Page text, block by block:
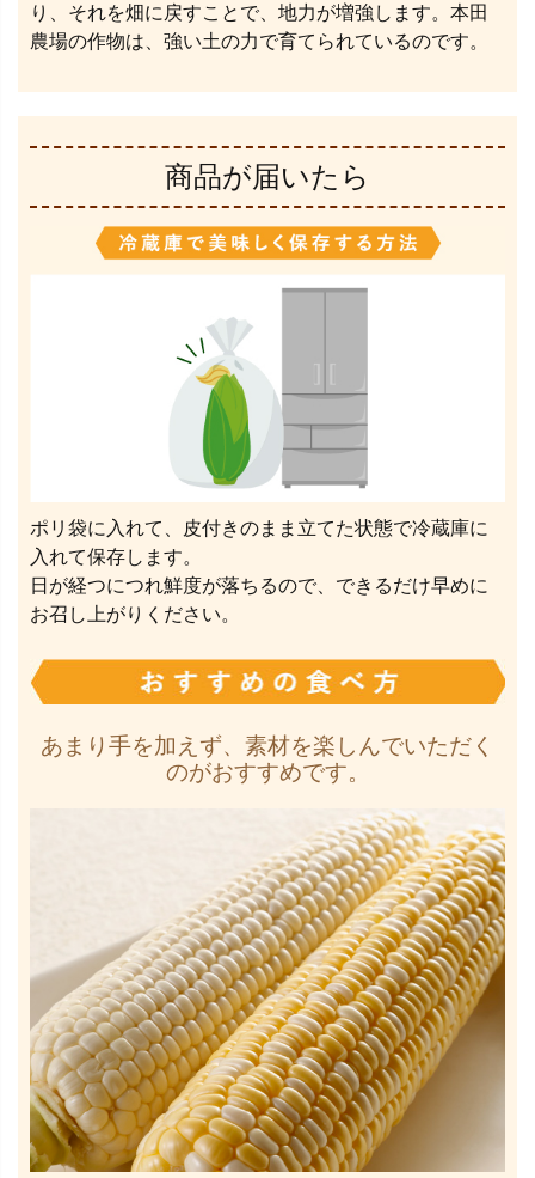
り、それを畑に戻すことで、地力が増強します。本田
農場の作物は、強い土の力で育てられているのです。
商品が届いたら
ポリ袋に入れて、皮付きのまま立てた状態で冷蔵庫に
入れて保存します。
日が経つにつれ鮮度が落ちるので、できるだけ早めに
お召し上がりください。
あまり手を加えず、素材を楽しんでいただく
のがおすすめです。